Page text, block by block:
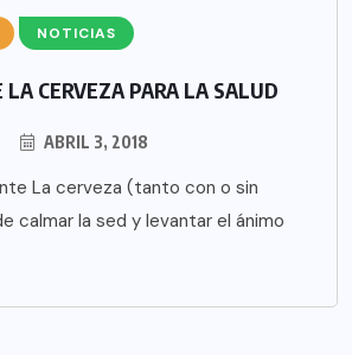
NOTICIAS
LA CERVEZA PARA LA SALUD
ABRIL 3, 2018
La cerveza (tanto con o sin
calmar la sed y levantar el ánimo